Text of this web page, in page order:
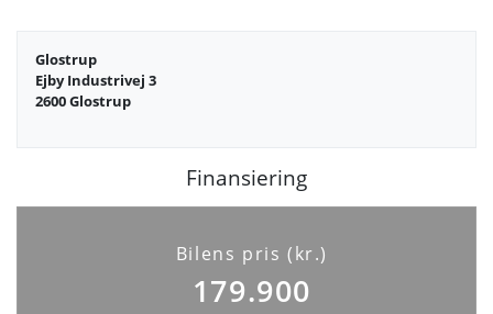
Antal cylindre
4
Sikkerhed og komfort
Antal Airbags
Glostrup
Ejby Industrivej 3
2600 Glostrup
Finansiering
Bilens pris (kr.)
179.900